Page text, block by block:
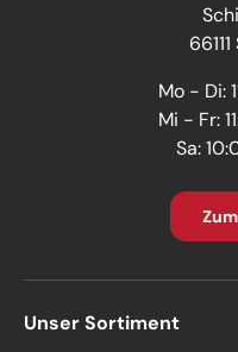
Mo - Di:
Mi - Fr:
Sa:
Unser Sortiment